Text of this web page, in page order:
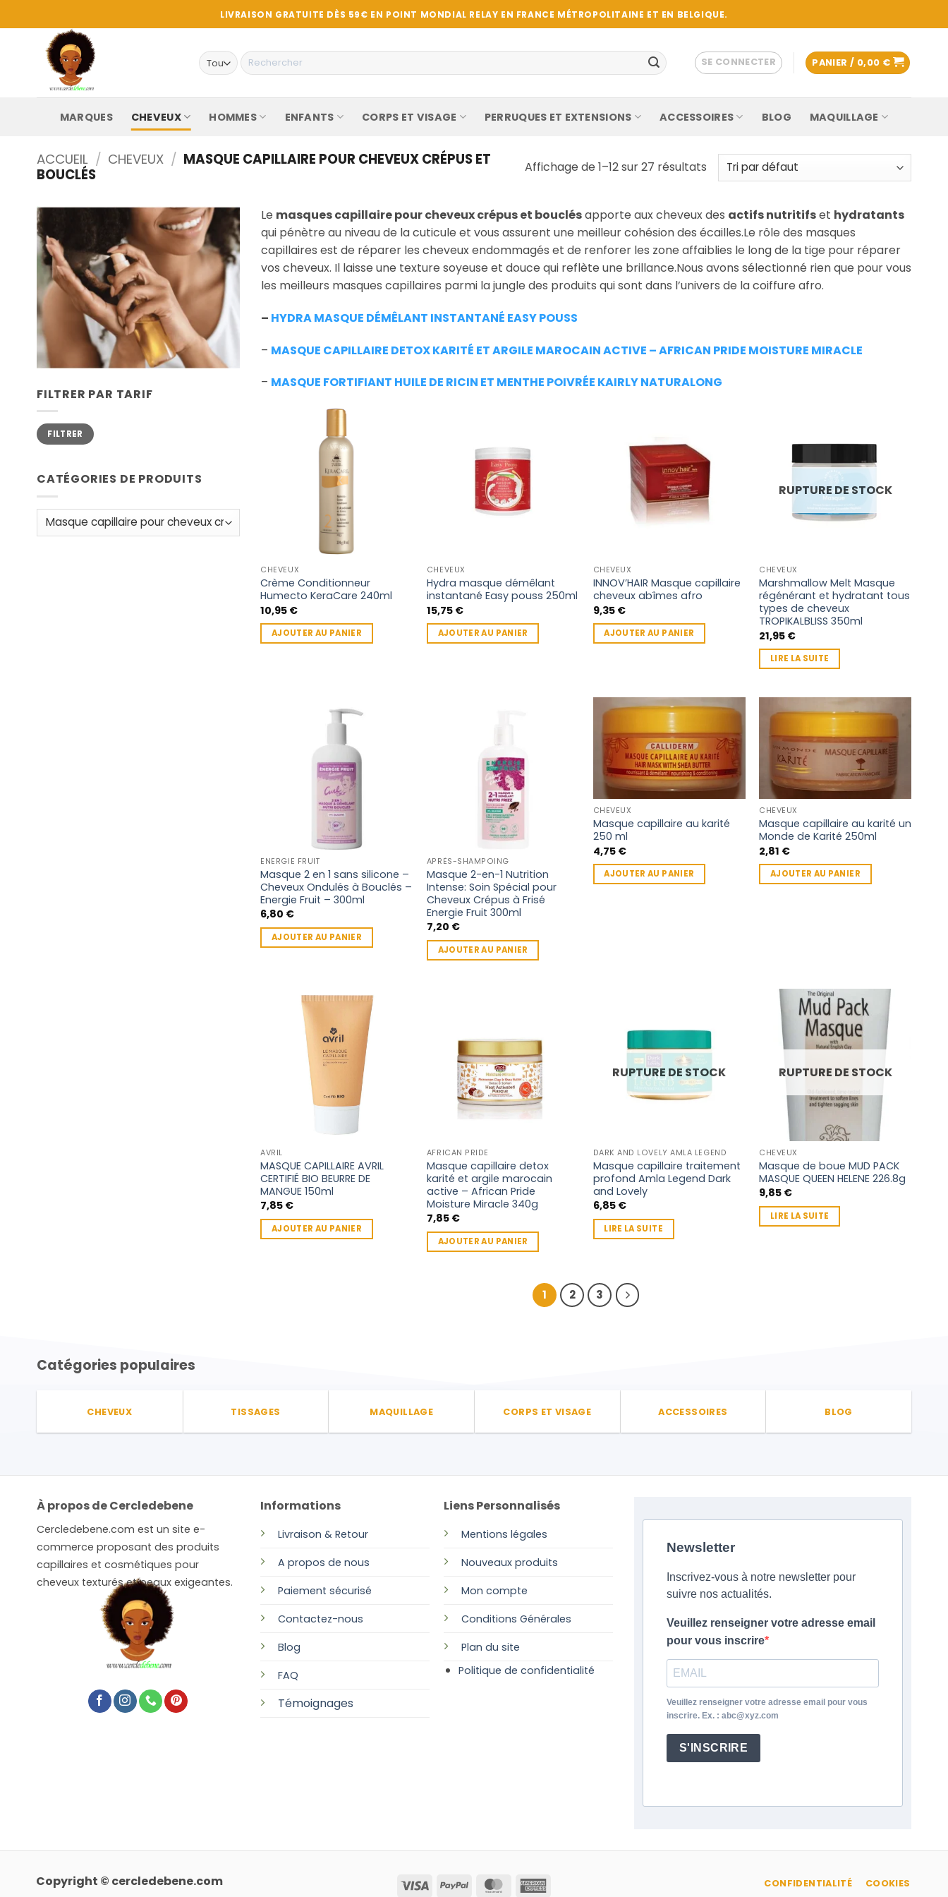
au
LIVRAISON GRATUITE DÈS 59€ EN POINT MONDIAL RELAY EN FRANCE MÉTROPOLITAINE ET EN BELGIQUE.
Recherche
pour :
SE CONNECTER PANIER / 0,00 €
MARQUES CHEVEUX HOMMES ENFANTS CORPS ET VISAGE PERRUQUES ET EXTENSIONS ACCESSOIRES BLOG MAQUILLAGE
ACCUEIL / CHEVEUX / MASQUE CAPILLAIRE POUR CHEVEUX CRÉPUS ET
BOUCLÉS
Affichage de 1–12 sur 27 résultats
FILTRER PAR TARIF
Prix
min
Prix
maxFILTRER
CATÉGORIES DE PRODUITS
Le masques capillaire pour cheveux crépus et bouclésapporte aux cheveux des actifs nutritifset hydratants
qui pénètre au niveau de la cuticule et vous assurent une meilleur cohésion des écailles.Le rôle des masques
capillaires est de réparer les cheveux endommagés et de renforer les zone affaiblies le long de la tige pour réparer
vos cheveux. Il laisse une texture soyeuse et douce qui reflète une brillance.Nous avons sélectionné rien que pour vous
les meilleurs masques capillaires parmi la jungle des produits qui sont dans l’univers de la coiffure afro.
– HYDRA MASQUE DÉMÊLANT INSTANTANÉ EASY POUSS
– MASQUE CAPILLAIRE DETOX KARITÉ ET ARGILE MAROCAIN ACTIVE – AFRICAN PRIDE MOISTURE MIRACLE
– MASQUE FORTIFIANT HUILE DE RICIN ET MENTHE POIVRÉE KAIRLY NATURALONG
CHEVEUX
Crème Conditionneur
Humecto KeraCare 240ml
10,95 €
AJOUTER AU PANIER
CHEVEUX
Hydra masque démêlant
instantané Easy pouss 250ml
15,75 €
AJOUTER AU PANIER
CHEVEUX
INNOV’HAIR Masque capillaire
cheveux abîmes afro
9,35 €
AJOUTER AU PANIER
RUPTURE DE STOCK
CHEVEUX
Marshmallow Melt Masque
régénérant et hydratant tous
types de cheveux
TROPIKALBLISS 350ml
21,95 €
LIRE LA SUITE
ENERGIE FRUIT
Masque 2 en 1 sans silicone –
Cheveux Ondulés à Bouclés –
Energie Fruit – 300ml
6,80 €
AJOUTER AU PANIER
APRÈS-SHAMPOING
Masque 2-en-1 Nutrition
Intense: Soin Spécial pour
Cheveux Crépus à Frisé
Energie Fruit 300ml
7,20 €
AJOUTER AU PANIER
CHEVEUX
Masque capillaire au karité
250 ml
4,75 €
AJOUTER AU PANIER
CHEVEUX
Masque capillaire au karité un
Monde de Karité 250ml
2,81 €
AJOUTER AU PANIER
AVRIL
MASQUE CAPILLAIRE AVRIL
CERTIFIÉ BIO BEURRE DE
MANGUE 150ml
7,85 €
AJOUTER AU PANIER
AFRICAN PRIDE
Masque capillaire detox
karité et argile marocain
active – African Pride
Moisture Miracle 340g
7,85 €
AJOUTER AU PANIER
RUPTURE DE STOCK
DARK AND LOVELY AMLA LEGEND
Masque capillaire traitement
profond Amla Legend Dark
and Lovely
6,85 €
LIRE LA SUITE
RUPTURE DE STOCK
CHEVEUX
Masque de boue MUD PACK
MASQUE QUEEN HELENE 226.8g
9,85 €
LIRE LA SUITE
1 2 3
Catégories populaires
CHEVEUX TISSAGES MAQUILLAGE CORPS ET VISAGE ACCESSOIRES BLOG
À propos de Cercledebene
Cercledebene.com est un site e-
commerce proposant des produits
capillaires et cosmétiques pour
cheveux texturés et peaux exigeantes.
Informations
Livraison & Retour
A propos de nous
Paiement sécurisé
Contactez-nous
Blog
FAQ
Témoignages
Liens Personnalisés
Mentions légales
Nouveaux produits
Mon compte
Conditions Générales
Plan du site
Politique de confidentialité
Newsletter
Inscrivez-vous à notre newsletter pour
suivre nos actualités.
Veuillez renseigner votre adresse email
pour vous inscrire
Veuillez renseigner votre adresse email pour vous
inscrire. Ex. : abc@xyz.com
S'INSCRIRE
Copyright © cercledebene.com Visa PayPal MasterCardAmerican
CONFIDENTIALITÉ COOKIES